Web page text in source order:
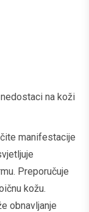
na koži
manifestacije
Preporučuje
kožu.
obnavljanje